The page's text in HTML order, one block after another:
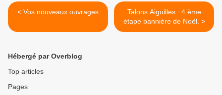
< Vos nouveaux ouvrages
Talons Aiguilles : 4 ème
étape bannière de Noël. >
Hébergé par Overblog
Top articles
Pages